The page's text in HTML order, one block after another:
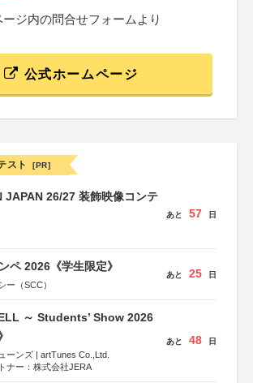
ジ内の問合せフォームより
公式ホームページ
スト [PR]
JAPAN 26/27 装飾映像コンテ
あと 57 日
ペ 2026《学生限定》
ー（SCC）
あと 25 日
～ Students’ Show 2026
ーンズ | artTunes Co.,Ltd.
ナー：株式会社JERA
あと 48 日